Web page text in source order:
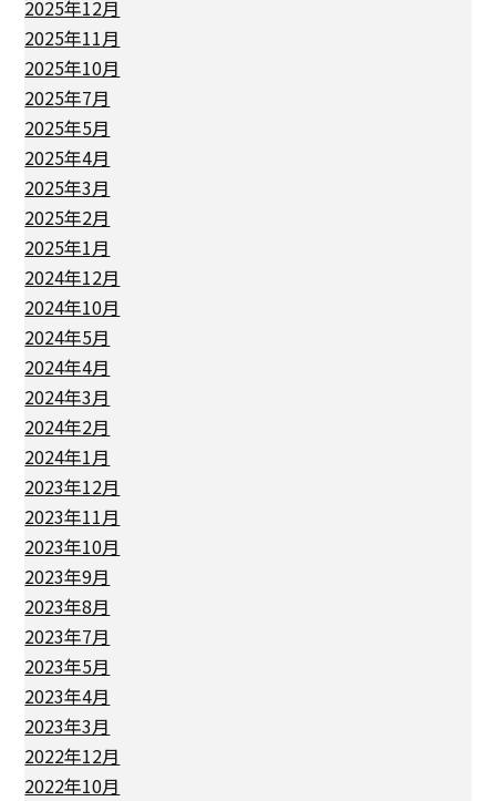
2025年12月
2025年11月
2025年10月
2025年7月
2025年5月
2025年4月
2025年3月
2025年2月
2025年1月
2024年12月
2024年10月
2024年5月
2024年4月
2024年3月
2024年2月
2024年1月
2023年12月
2023年11月
2023年10月
2023年9月
2023年8月
2023年7月
2023年5月
2023年4月
2023年3月
2022年12月
2022年10月